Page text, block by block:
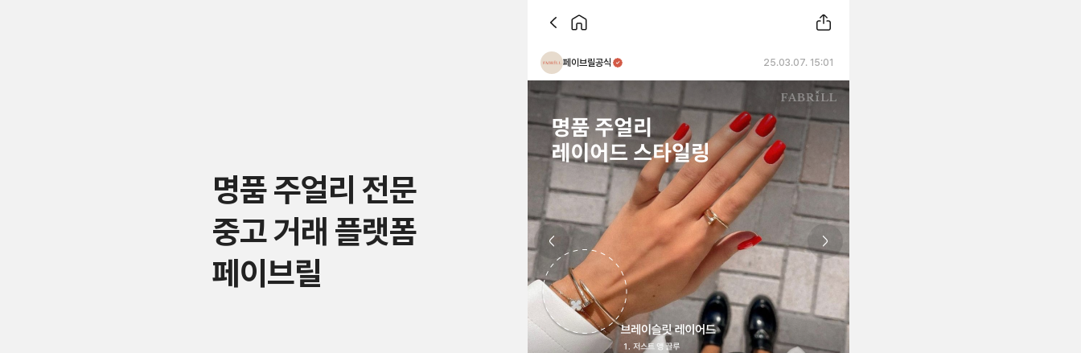
명품 주얼리 전문
중고 거래 플랫폼
페이브릴
페이브릴공식 25.03.07. 15:01
Previous slide Next slide